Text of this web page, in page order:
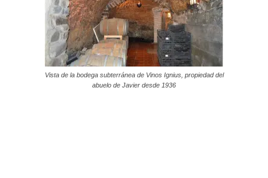
Vista de la bodega subterránea de Vinos Ignius, propiedad del
abuelo de Javier desde 1936